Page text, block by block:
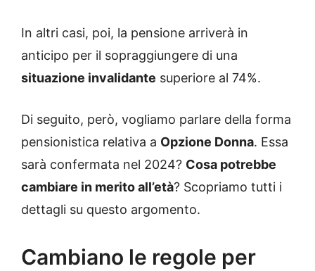
In altri casi, poi, la pensione arriverà in
anticipo per il sopraggiungere di una
situazione invalidante superiore al 74%.
Di seguito, però, vogliamo parlare della forma
pensionistica relativa a Opzione Donna. Essa
sarà confermata nel 2024? Cosa potrebbe
cambiare in merito all’età? Scopriamo tutti i
dettagli su questo argomento.
Cambiano le regole per